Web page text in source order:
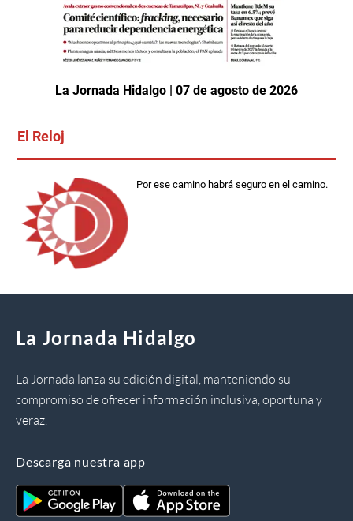
La Jornada Hidalgo | 07 de agosto de 2026
El Reloj
Por ese camino habrá seguro en el camino.
La Jornada Hidalgo
La Jornada lanza su edición digital, manteniendo su
compromiso de ofrecer información inclusiva, oportuna y
veraz.
Descarga nuestra app